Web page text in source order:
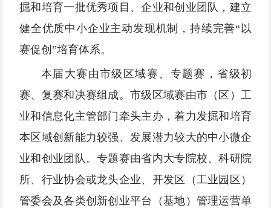
掘和培育一批优秀项目、企业和创业团队，建立
健全优质中小企业主动发现机制，持续完善“以
赛促创”培育体系。
本届大赛由市级区域赛、专题赛，省级初
赛、复赛和决赛组成。市级区域赛由市（区）工
业和信息化主管部门牵头主办，着力发掘和培育
本区域创新能力较强、发展潜力较大的中小微企
业和创业团队。专题赛由省内大专院校、科研院
所、行业协会或龙头企业、开发区（工业园区）
管委会及各类创新创业平台（基地）管理运营单